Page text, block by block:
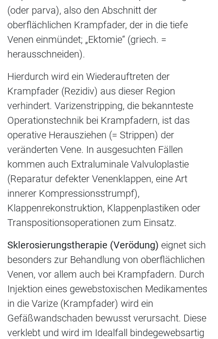
(oder parva), also den Abschnitt der
oberflächlichen Krampfader, der in die tiefe
Venen einmündet; „Ektomie“ (griech. =
herausschneiden).
Hierdurch wird ein Wiederauftreten der
Krampfader (Rezidiv) aus dieser Region
verhindert. Varizenstripping, die bekannteste
Operationstechnik bei Krampfadern, ist das
operative Herausziehen (= Strippen) der
veränderten Vene. In ausgesuchten Fällen
kommen auch Extraluminale Valvuloplastie
(Reparatur defekter Venenklappen, eine Art
innerer Kompressionsstrumpf),
Klappenrekonstruktion, Klappenplastiken oder
Transpositionsoperationen zum Einsatz.
Sklerosierungstherapie (Verödung) eignet sich
besonders zur Behandlung von oberflächlichen
Venen, vor allem auch bei Krampfadern. Durch
Injektion eines gewebstoxischen Medikamentes
in die Varize (Krampfader) wird ein
Gefäßwandschaden bewusst verursacht. Diese
verklebt und wird im Idealfall bindegewebsartig